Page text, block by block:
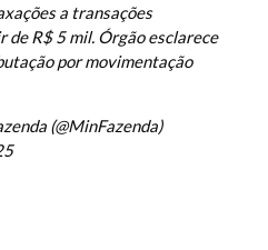
a transações
de R$ 5 mil. Órgão esclarece
por movimentação
(@MinFazenda)